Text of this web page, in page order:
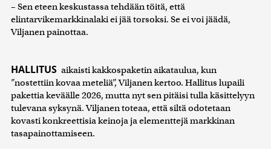
– Sen eteen keskustassa tehdään töitä, että
elintarvikemarkkinalaki ei jää torsoksi. Se ei voi jäädä,
Viljanen painottaa.
HALLITUS aikaisti kakkospaketin aikataulua, kun
”nostettiin kovaa meteliä”, Viljanen kertoo. Hallitus lupaili
pakettia keväälle 2026, mutta nyt sen pitäisi tulla käsittelyyn
tulevana syksynä. Viljanen toteaa, että siltä odotetaan
kovasti konkreettisia keinoja ja elementtejä markkinan
tasapainottamiseen.